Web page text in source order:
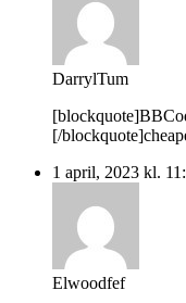
DarrylTum
[/
1 april, 2023 kl.
Elwoodfef